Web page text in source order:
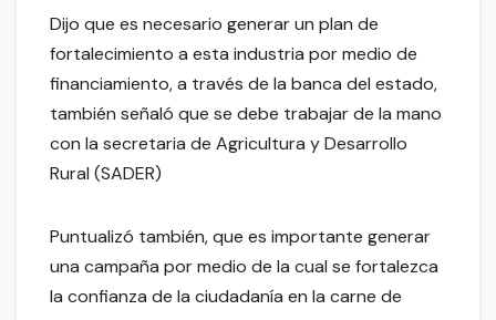
Dijo que es necesario generar un plan de
fortalecimiento a esta industria por medio de
financiamiento, a través de la banca del estado,
también señaló que se debe trabajar de la mano
con la secretaria de Agricultura y Desarrollo
Rural (SADER)
Puntualizó también, que es importante generar
una campaña por medio de la cual se fortalezca
la confianza de la ciudadanía en la carne de